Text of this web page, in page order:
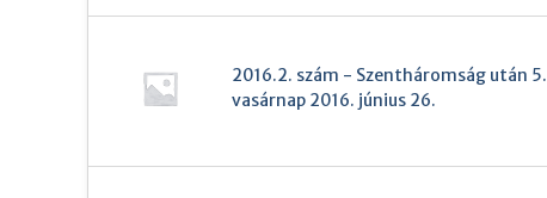
2016.2. szám - Szentháromság után 5.
vasárnap 2016. június 26.